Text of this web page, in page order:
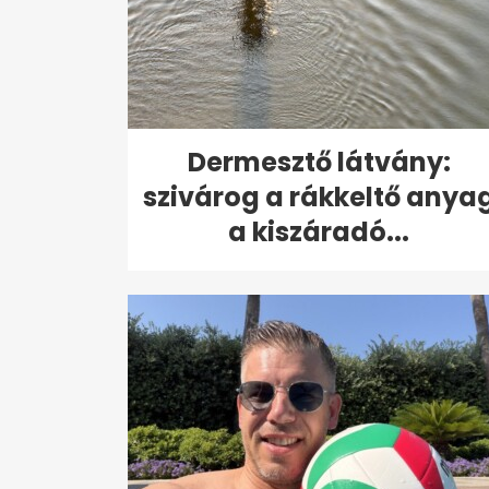
Dermesztő látvány:
szivárog a rákkeltő
a kiszáradó...